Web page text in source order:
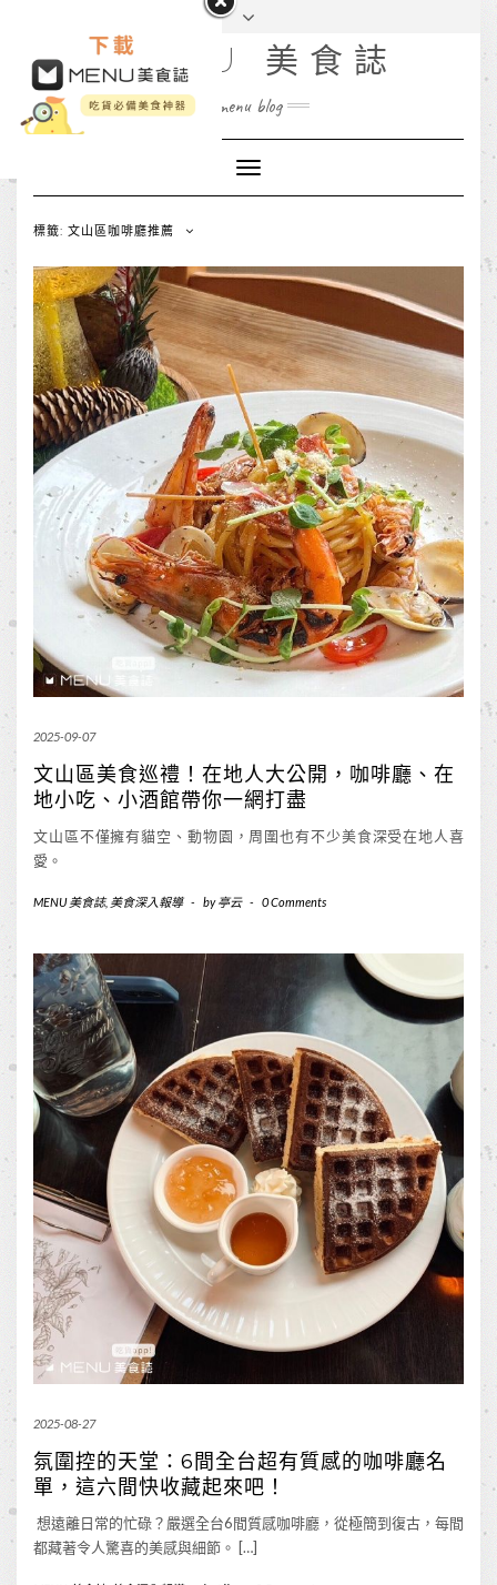
MENU 美食誌
menu blog
Toggle
Navigation
標籤: 文山區咖啡廳推薦
2025-09-07
文山區美食巡禮！在地人大公開，咖啡廳、在
地小吃、小酒館帶你一網打盡
文山區不僅擁有貓空、動物園，周圍也有不少美食深受在地人喜
愛。
MENU 美食誌, 美食深入報導 - by亭云 - 0 Comments
2025-08-27
氛圍控的天堂：6間全台超有質感的咖啡廳名
單，這六間快收藏起來吧！
想遠離日常的忙碌？嚴選全台6間質感咖啡廳，從極簡到復古，每間
都藏著令人驚喜的美感與細節。 […]